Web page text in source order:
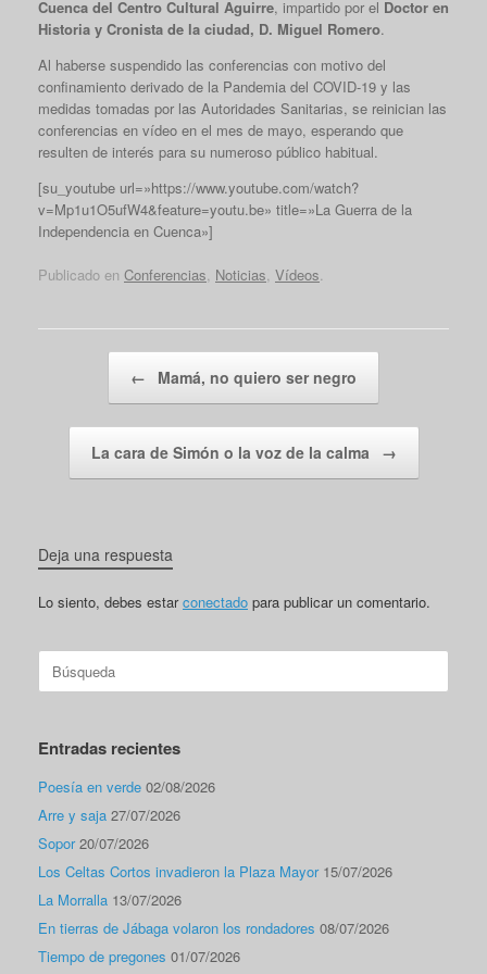
Cuenca del Centro Cultural Aguirre, impartido por el Doctor en
Historia y Cronista de la ciudad, D. Miguel Romero.
Al haberse suspendido las conferencias con motivo del
confinamiento derivado de la Pandemia del COVID-19 y las
medidas tomadas por las Autoridades Sanitarias, se reinician las
conferencias en vídeo en el mes de mayo, esperando que
resulten de interés para su numeroso público habitual.
[su_youtube url=»https://www.youtube.com/watch?
v=Mp1u1O5ufW4&feature=youtu.be» title=»La Guerra de la
Independencia en Cuenca»]
Publicado en Conferencias, Noticias, Vídeos.
← Mamá, no quiero ser negro
La cara de Simón o la voz de la calma →
Deja una respuesta
Lo siento, debes estarconectado para publicar un comentario.
Buscar:
Entradas recientes
Poesía en verde 02/08/2026
Arre y saja 27/07/2026
Sopor 20/07/2026
Los Celtas Cortos invadieron la Plaza Mayor 15/07/2026
La Morralla 13/07/2026
En tierras de Jábaga volaron los rondadores 08/07/2026
Tiempo de pregones 01/07/2026